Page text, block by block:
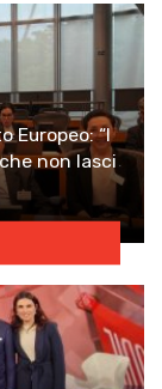
Europeo: “I
non lasci